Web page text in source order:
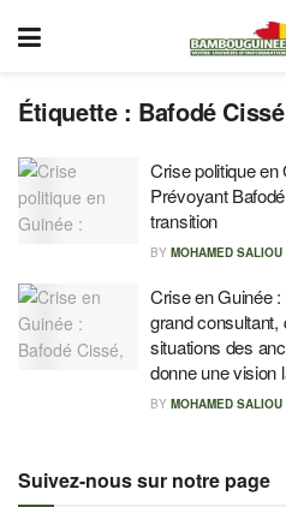
Étiquette : Bafodé Cissé
Crise politique
Prévoyant
transition
BY MOHAMED SALIOU
Crise en Guinée
grand consultant,
situations des
donne une vision
BY MOHAMED SALIOU
Suivez-nous sur notre page